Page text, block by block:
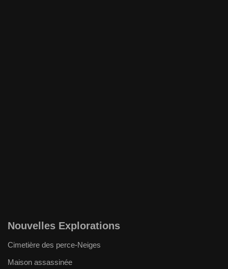
Nouvelles Explorations
Cimetière des perce-Neiges
Maison assassinée